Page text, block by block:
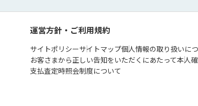
運営方針・ご利用規約
サイトポリシーサイトマップ個人情報の取り扱いに
お客さまから正しい告知をいただくにあたって本人
支払査定時照会制度について